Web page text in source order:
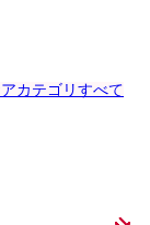
カテゴリすべて